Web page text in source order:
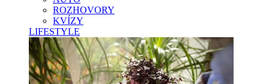
ROZHOVORY
KVÍZY
LIFESTYLE